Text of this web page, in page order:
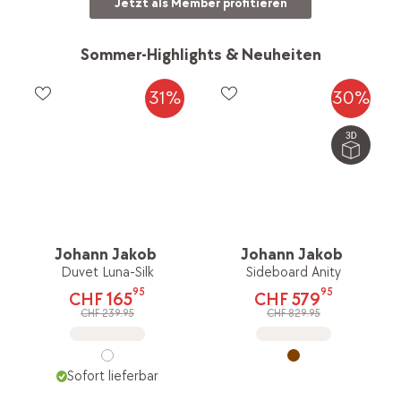
Jetzt als Member profitieren
Sommer-Highlights & Neuheiten
31%
Johann Jakob
Duvet Luna-Silk
CHF 16595
CHF 239.95
Sofort lieferbar
30%
Johann Jakob
Sideboard Anity
CHF 57995
CHF 829.95